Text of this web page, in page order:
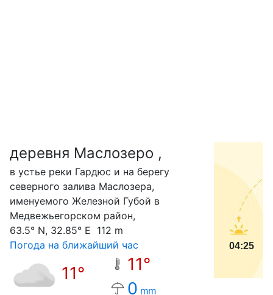
деревня Маслозеро ,
в устье реки Гардюс и на берегу
северного залива Маслозера,
именуемого Железной Губой в
Медвежьегорском район,
63.5° N, 32.85° E 112 m
Погода на ближайший час
11°
11°
0 mm
04:25